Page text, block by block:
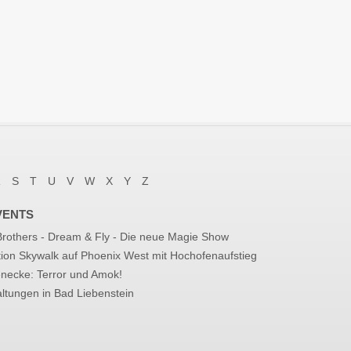
S T U V W X Y Z
- Dream & Fly - Die neue Magie Show
Skywalk auf Phoenix West mit Hochofenaufstieg
Terror und Amok!
in Bad Liebenstein